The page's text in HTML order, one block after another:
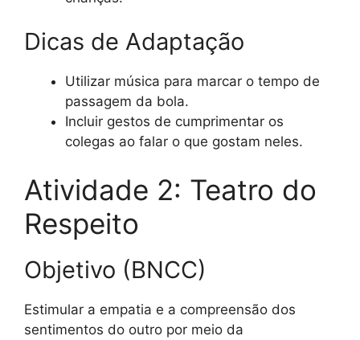
Dicas de Adaptação
Utilizar música para marcar o tempo de
passagem da bola.
Incluir gestos de cumprimentar os
colegas ao falar o que gostam neles.
Atividade 2: Teatro do
Respeito
Objetivo (BNCC)
Estimular a empatia e a compreensão dos
sentimentos do outro por meio da